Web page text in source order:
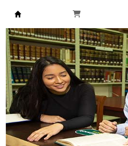
Biblioteca Universidad